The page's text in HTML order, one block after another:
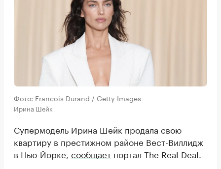
Фото: Francois Durand / Getty Images
Ирина Шейк
Супермодель Ирина Шейк продала свою
квартиру в престижном районе Вест-Виллидж
в Нью-Йорке, сообщает портал The Real Deal.